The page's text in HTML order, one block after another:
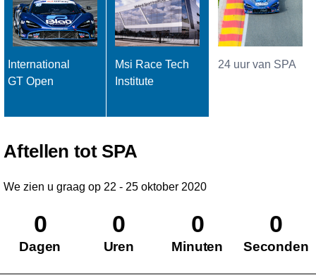
International
GT Open
Msi Race Tech
Institute
24 uur van SPA
Aftellen tot SPA
We zien u graag op 22 - 25 oktober 2020
0
Dagen
0
Uren
0
Minuten
0
Seconden